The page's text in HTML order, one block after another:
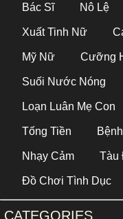
Bác Sĩ Nô Lệ
Xuất Tinh Nữ
Mỹ Nữ Cưỡng
Suối Nước Nóng
Loạn Luân Mẹ Con
Tống Tiền
Nhạy Cảm Tàu
Đồ Chơi Tình Dục
CATEGORIES